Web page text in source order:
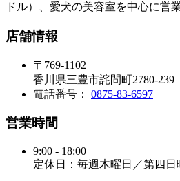
ドル）、愛犬の美容室を中心に営
店舗情報
〒769-1102
香川県三豊市詫間町2780-239
電話番号： 0875-83-6597
営業時間
9:00 - 18:00
定休日：毎週木曜日／第四日